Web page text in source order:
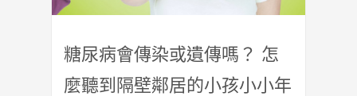
糖尿病會傳染或遺傳嗎？ 怎
麼聽到隔壁鄰居的小孩小小年